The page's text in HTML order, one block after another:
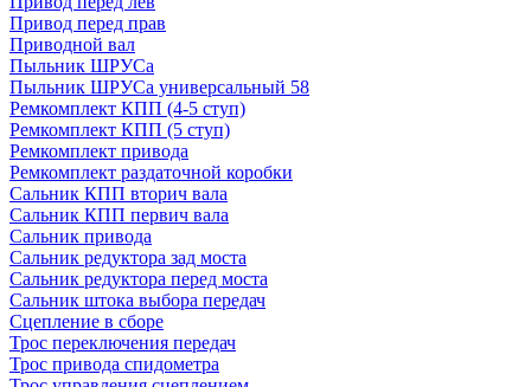
Привод перед прав
Приводной вал
Пыльник ШРУСа
Пыльник ШРУСа универсальный 58
Ремкомплект КПП (4-5 ступ)
Ремкомплект КПП (5 ступ)
Ремкомплект привода
Ремкомплект раздаточной коробки
Сальник КПП вторич вала
Сальник КПП первич вала
Сальник привода
Сальник редуктора зад моста
Сальник редуктора перед моста
Сальник штока выбора передач
Сцепление в сборе
Трос переключения передач
Трос привода спидометра